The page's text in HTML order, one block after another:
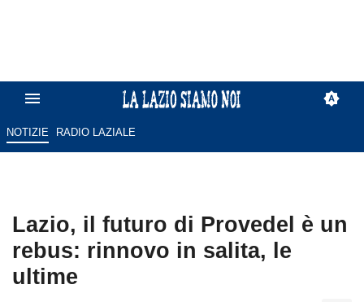
NOTIZIE RADIO LAZIALE
Lazio, il futuro di Provedel è un
rebus: rinnovo in salita, le
ultime